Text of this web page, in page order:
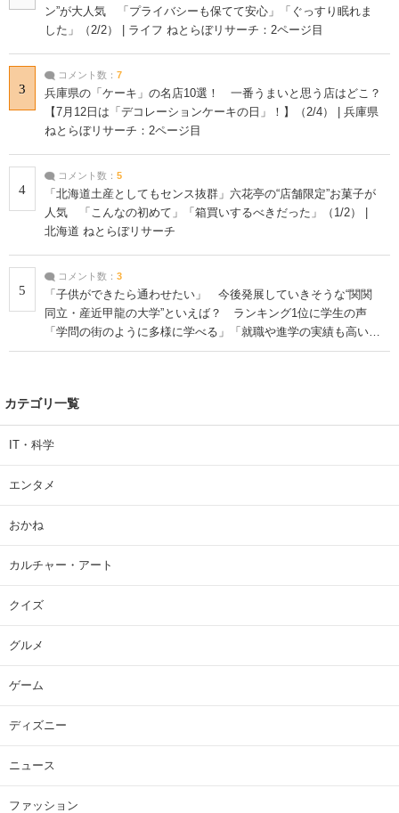
ン”が大人気 「プライバシーも保てて安心」「ぐっすり眠れま
した」（2/2） | ライフ ねとらぼリサーチ：2ページ目
3
コメント数： 7
兵庫県の「ケーキ」の名店10選！ 一番うまいと思う店はどこ？
【7月12日は「デコレーションケーキの日」！】（2/4） | 兵庫県
ねとらぼリサーチ：2ページ目
4
コメント数： 5
「北海道土産としてもセンス抜群」六花亭の“店舗限定”お菓子が
人気 「こんなの初めて」「箱買いするべきだった」（1/2） |
北海道 ねとらぼリサーチ
5
コメント数： 3
「子供ができたら通わせたい」 今後発展していきそうな“関関
同立・産近甲龍の大学”といえば？ ランキング1位に学生の声
「学問の街のように多様に学べる」「就職や進学の実績も高い」
| 大学 ねとらぼリサーチ
カテゴリ一覧
IT・科学
エンタメ
おかね
カルチャー・アート
クイズ
グルメ
ゲーム
ディズニー
ニュース
ファッション